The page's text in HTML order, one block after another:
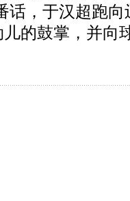
话，于汉超跑
的鼓掌，并向